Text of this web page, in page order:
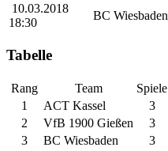
10.03.2018
18:30
BC Wiesbaden
Tabelle
Rang Team Spiele
1
ACT Kassel 3
2
VfB 1900 Gießen 3
3
BC Wiesbaden 3